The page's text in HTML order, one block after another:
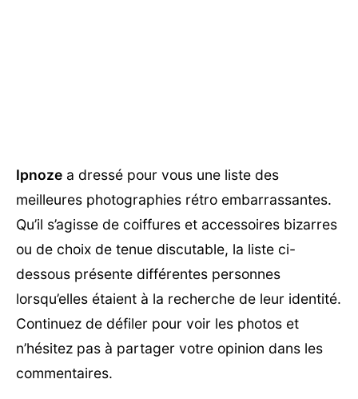
Ipnoze a dressé pour vous une liste des
meilleures photographies rétro embarrassantes.
Qu’il s’agisse de coiffures et accessoires bizarres
ou de choix de tenue discutable, la liste ci-
dessous présente différentes personnes
lorsqu’elles étaient à la recherche de leur identité.
Continuez de défiler pour voir les photos et
n’hésitez pas à partager votre opinion dans les
commentaires.